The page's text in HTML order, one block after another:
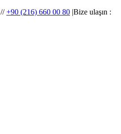
//+90 (216) 660 00 80 |Bize ulaşın :